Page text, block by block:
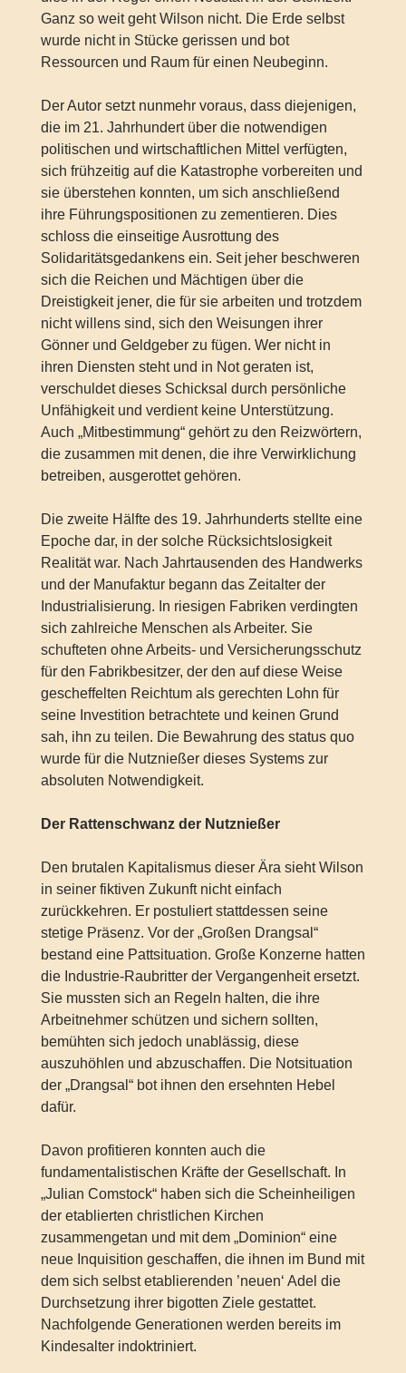
Ganz so weit geht Wilson nicht. Die Erde selbst
wurde nicht in Stücke gerissen und bot
Ressourcen und Raum für einen Neubeginn.
Der Autor setzt nunmehr voraus, dass diejenigen,
die im 21. Jahrhundert über die notwendigen
politischen und wirtschaftlichen Mittel verfügten,
sich frühzeitig auf die Katastrophe vorbereiten und
sie überstehen konnten, um sich anschließend
ihre Führungspositionen zu zementieren. Dies
schloss die einseitige Ausrottung des
Solidaritätsgedankens ein. Seit jeher beschweren
sich die Reichen und Mächtigen über die
Dreistigkeit jener, die für sie arbeiten und trotzdem
nicht willens sind, sich den Weisungen ihrer
Gönner und Geldgeber zu fügen. Wer nicht in
ihren Diensten steht und in Not geraten ist,
verschuldet dieses Schicksal durch persönliche
Unfähigkeit und verdient keine Unterstützung.
Auch „Mitbestimmung“ gehört zu den Reizwörtern,
die zusammen mit denen, die ihre Verwirklichung
betreiben, ausgerottet gehören.
Die zweite Hälfte des 19. Jahrhunderts stellte eine
Epoche dar, in der solche Rücksichtslosigkeit
Realität war. Nach Jahrtausenden des Handwerks
und der Manufaktur begann das Zeitalter der
Industrialisierung. In riesigen Fabriken verdingten
sich zahlreiche Menschen als Arbeiter. Sie
schufteten ohne Arbeits- und Versicherungsschutz
für den Fabrikbesitzer, der den auf diese Weise
gescheffelten Reichtum als gerechten Lohn für
seine Investition betrachtete und keinen Grund
sah, ihn zu teilen. Die Bewahrung des status quo
wurde für die Nutznießer dieses Systems zur
absoluten Notwendigkeit.
Der Rattenschwanz der Nutznießer
Den brutalen Kapitalismus dieser Ära sieht Wilson
in seiner fiktiven Zukunft nicht einfach
zurückkehren. Er postuliert stattdessen seine
stetige Präsenz. Vor der „Großen Drangsal“
bestand eine Pattsituation. Große Konzerne hatten
die Industrie-Raubritter der Vergangenheit ersetzt.
Sie mussten sich an Regeln halten, die ihre
Arbeitnehmer schützen und sichern sollten,
bemühten sich jedoch unablässig, diese
auszuhöhlen und abzuschaffen. Die Notsituation
der „Drangsal“ bot ihnen den ersehnten Hebel
dafür.
Davon profitieren konnten auch die
fundamentalistischen Kräfte der Gesellschaft. In
„Julian Comstock“ haben sich die Scheinheiligen
der etablierten christlichen Kirchen
zusammengetan und mit dem „Dominion“ eine
neue Inquisition geschaffen, die ihnen im Bund mit
dem sich selbst etablierenden ’neuen‘ Adel die
Durchsetzung ihrer bigotten Ziele gestattet.
Nachfolgende Generationen werden bereits im
Kindesalter indoktriniert.